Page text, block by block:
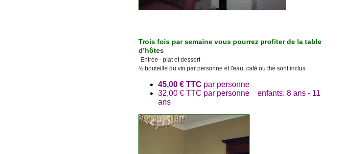
Trois fois par semaine vous pourrez profiter de la table
d’hôtes
Entrée - plat et dessert
½ bouteille du vin par personne et l'eau, café ou thé sont inclus
45,00 € TTC par personne
32,00 € TTC par personne enfants: 8 ans - 11
ans